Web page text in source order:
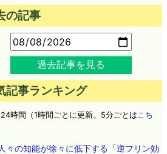
の記事
過去記事を見る
記事ランキング
時間（1時間ごとに更新。5分ごとはこち
人々の知能が徐々に低下する「逆フリン効